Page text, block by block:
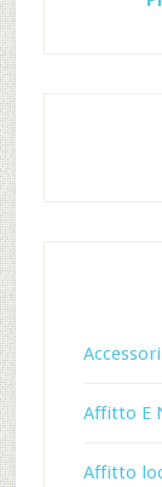
Accessori
Affitto E
Affitto